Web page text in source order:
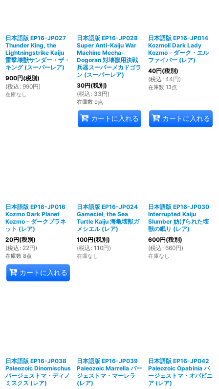
日本語版 EP16-JP027
Thunder King, the
Lightningstrike Kaiju
雷撃壊獣サンダー・ザ・
キング (スーパーレア)
900円(税別)
(税込 : 990円)
在庫なし
日本語版 EP16-JP028
Super Anti-Kaiju War
Machine Mecha-
Dogoran 対壊獣用決戦
兵器スーパーメカドゴラ
ン (スーパーレア)
30円(税別)
(税込 : 33円)
在庫数 9点
カートに入れる
日本語版 EP16-JP014
Kozmoll Dark Lady
Kozmo－ダーク・エル
ファイバー (レア)
40円(税別)
(税込 : 44円)
在庫数 13点
カートに入れる
日本語版 EP16-JP016
Kozmo Dark Planet
Kozmo－ダークプラネ
ット (レア)
20円(税別)
(税込 : 22円)
在庫数 8点
カートに入れる
日本語版 EP16-JP024
Gameciel, the Sea
Turtle Kaiju 海亀壊獣ガ
メシエル (レア)
100円(税別)
(税込 : 110円)
在庫なし
日本語版 EP16-JP030
Interrupted Kaiju
Slumber 妨げられた壊
獣の眠り (レア)
600円(税別)
(税込 : 660円)
在庫なし
日本語版 EP16-JP038
Paleozoic Dinomischus
バージェストマ・ディノ
ミスクス (レア)
日本語版 EP16-JP039
Paleozoic Marrella バー
ジェストマ・マーレラ
(レア)
日本語版 EP16-JP042
Paleozoic Opabinia バ
ージェストマ・オパビニ
ア (レア)